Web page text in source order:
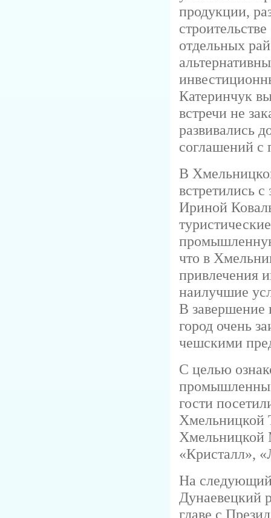
продукции,
отдельных
Катеринчук
встречи не
развивались
соглашений с
В
встретились с
Ириной
что в
привлечения
наилучшие
В завершение
город очень
чешскими
С целью
гости
Хмельницкой
Хмельницкой
«Кристалл»,
На следующий
Дунаевецкий
главе с